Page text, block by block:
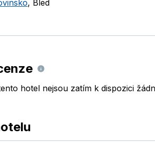
, Bled
hotel nejsou zatím k dispozici